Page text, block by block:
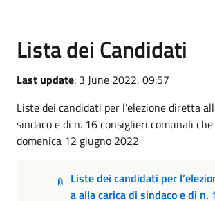
Lista dei Candidati
Last update: 3 June 2022, 09:57
Liste dei candidati per l’elezione diretta
sindaco e di n. 16 consiglieri comunali
domenica 12 giugno 2022
Liste dei candidati per
a alla carica di sindaco e di n.